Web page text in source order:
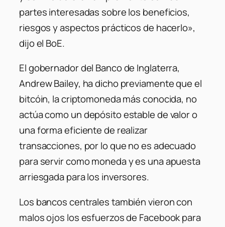
partes interesadas sobre los beneficios,
riesgos y aspectos prácticos de hacerlo»,
dijo el BoE.
El gobernador del Banco de Inglaterra,
Andrew Bailey, ha dicho previamente que el
bitcóin, la criptomoneda más conocida, no
actúa como un depósito estable de valor o
una forma eficiente de realizar
transacciones, por lo que no es adecuado
para servir como moneda y es una apuesta
arriesgada para los inversores.
Los bancos centrales también vieron con
malos ojos los esfuerzos de Facebook para